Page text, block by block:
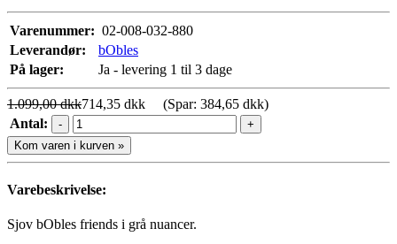
Varenummer: 02-008-032-880
Leverandør:
bObles
På lager:
Ja - levering 1 til 3 dage
1.099,00 dkk714,35 dkk (Spar: 384,65 dkk)
Antal:
-
+
Kom varen i kurven »
Varebeskrivelse:
Sjov bObles friends i grå nuancer.